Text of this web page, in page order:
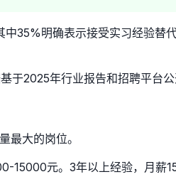
35%明确表示接受实习经验替
2025年行业报告和招聘平台公
最大的岗位。
元。3年以上经验，月薪